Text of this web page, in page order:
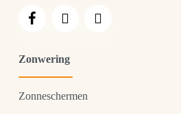
Zonwering
Zonneschermen